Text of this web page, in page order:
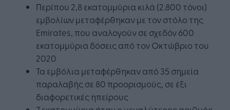
Περίπου 2,8 εκατομμύρια κιλά (2.800 τόνοι)
εμβολίων μεταφέρθηκαν με τον στόλο της
Emirates, που αναλογούν σε σχεδόν 600
εκατομμύρια δόσεις από τον Οκτώβριο του
2020
Τα εμβόλια μεταφέρθηκαν από 35 σημεία
παραλαβής σε 80 προορισμούς, σε έξι
διαφορετικές ηπείρους